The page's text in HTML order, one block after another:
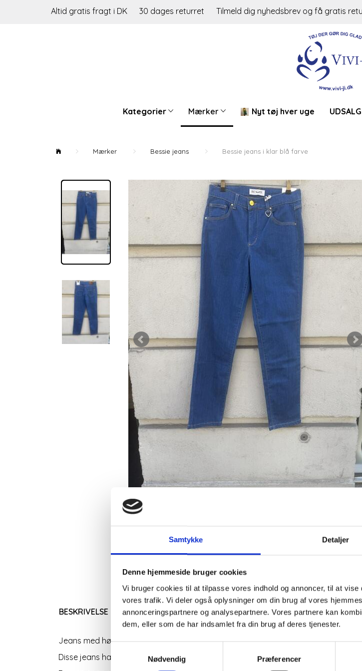
Samtykke Detaljer
Denne hjemmeside bruger cookies
Vi bruger cookies til at tilpasse vores indhold og annoncer, til at
vores trafik. Vi deler også oplysninger om din brug af vores
annonceringspartnere og analysepartnere. Vores partnere kan
dem, eller som de har indsamlet fra din brug af deres tjenester.
Nødvendig
Præferencer
Altid gratis fragt i DK 30 dages returret Tilmeld dig nyhedsbrev og få gratis
Kategorier Mærker Nyt tøj hver uge
Mærker Bessie jeans Bessie jeans i klar blå farve
BESKRIVELSE
Jeans med høj talje og lårvidde med plads til lår.
Disse jeans har ligeledes vidde omkring læg, så der er plads til de brede lægge.